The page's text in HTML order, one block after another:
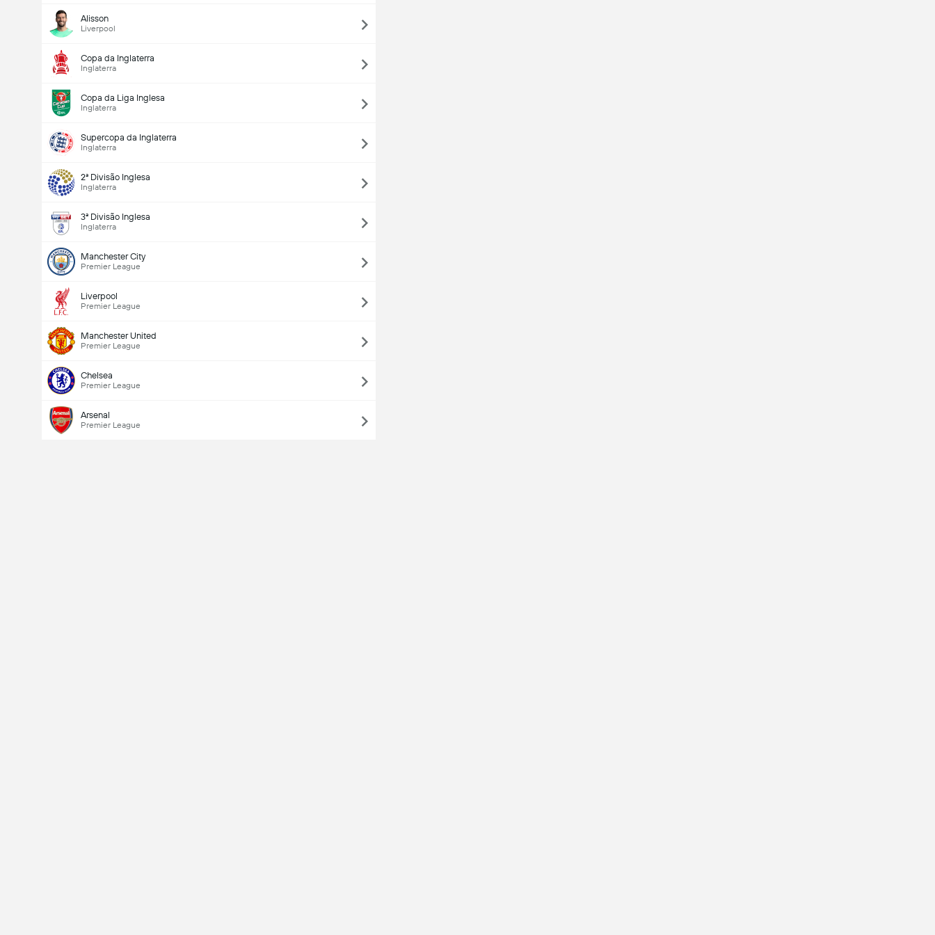
Alisson
Liverpool
Copa da Inglaterra
Inglaterra
Copa da Liga Inglesa
Inglaterra
Supercopa da Inglaterra
Inglaterra
2ª Divisão Inglesa
Inglaterra
3ª Divisão Inglesa
Inglaterra
Manchester City
Premier League
Liverpool
Premier League
Manchester United
Premier League
Chelsea
Premier League
Arsenal
Premier League